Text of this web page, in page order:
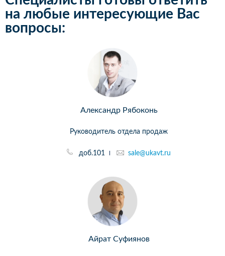
на любые интересующие Вас
вопросы:
Александр Рябоконь
Руководитель отдела продаж
доб.101 sale@ukavt.ru
Айрат Суфиянов